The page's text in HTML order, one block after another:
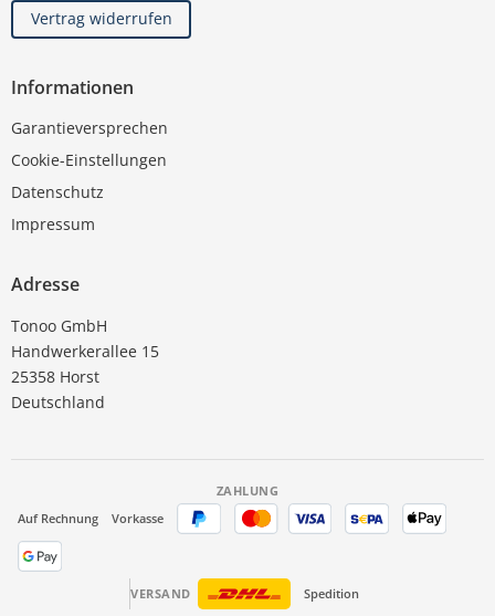
Vertrag widerrufen
Informationen
Garantieversprechen
Cookie-Einstellungen
Datenschutz
Impressum
Adresse
Tonoo GmbH
Handwerkerallee 15
25358 Horst
Deutschland
ZAHLUNG
Auf Rechnung
Vorkasse
VERSAND Spedition